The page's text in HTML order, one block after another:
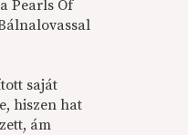
Pearls Of
saját
hiszen hat
ám